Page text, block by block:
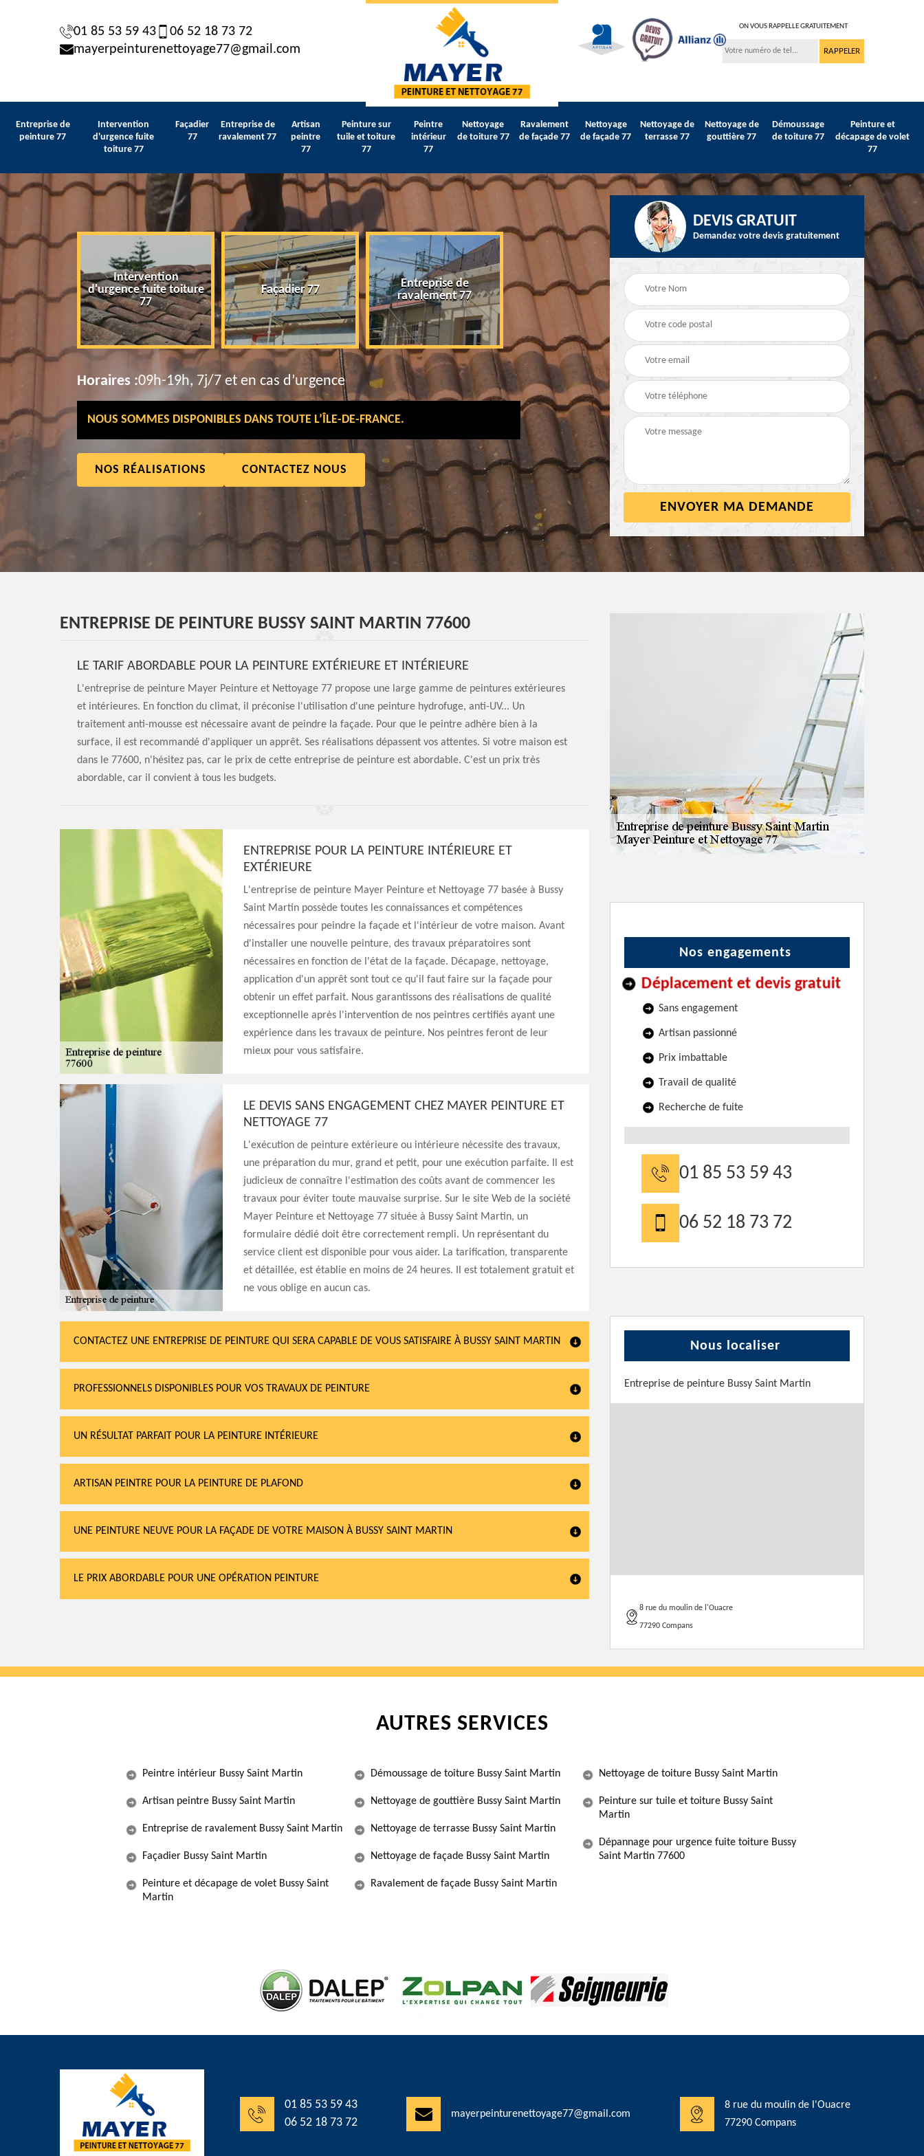
01 85 53 59 43
06 52 18 73 72
mayerpeinturenettoyage77@gmail.com
ON VOUS RAPPELLE GRATUITEMENT
Entreprise de
peinture 77
Intervention
d'urgence fuite
toiture 77
Façadier
77
Entreprise de
ravalement 77
Artisan
peintre
77
Peinture sur
tuile et toiture
77
Peintre
intérieur
77
Nettoyage
de toiture 77
Ravalement
de façade 77
Nettoyage
de façade 77
Nettoyage de
terrasse 77
Nettoyage de
gouttière 77
Démoussage
de toiture 77
Peinture et
décapage de volet
77
Intervention
d'urgence fuite toiture
77
Façadier 77
Entreprise de
ravalement 77
Artisan peintre 77
Peinture sur tuile et
Peintre intérieur 77
Horaires :09h-19h, 7j/7 et en cas d’urgence
NOUS SOMMES DISPONIBLES DANS TOUTE L’ÎLE-DE-FRANCE.
NOS RÉALISATIONS CONTACTEZ NOUS
DEVIS GRATUIT
Demandez votre devis gratuitement
ENTREPRISE DE PEINTURE BUSSY SAINT MARTIN 77600
LE TARIF ABORDABLE POUR LA PEINTURE EXTÉRIEURE ET INTÉRIEURE
L'entreprise de peinture Mayer Peinture et Nettoyage 77 propose une large gamme de peintures extérieures
et intérieures. En fonction du climat, il préconise l'utilisation d'une peinture hydrofuge, anti-UV... Un
traitement anti-mousse est nécessaire avant de peindre la façade. Pour que le peintre adhère bien à la
surface, il est recommandé d'appliquer un apprêt. Ses réalisations dépassent vos attentes. Si votre maison est
dans le 77600, n'hésitez pas, car le prix de cette entreprise de peinture est abordable. C'est un prix très
abordable, car il convient à tous les budgets.
ENTREPRISE POUR LA PEINTURE INTÉRIEURE ET
EXTÉRIEURE
L'entreprise de peinture Mayer Peinture et Nettoyage 77 basée à Bussy
Saint Martin possède toutes les connaissances et compétences
nécessaires pour peindre la façade et l'intérieur de votre maison. Avant
d'installer une nouvelle peinture, des travaux préparatoires sont
nécessaires en fonction de l'état de la façade. Décapage, nettoyage,
application d'un apprêt sont tout ce qu'il faut faire sur la façade pour
obtenir un effet parfait. Nous garantissons des réalisations de qualité
exceptionnelle après l'intervention de nos peintres certifiés ayant une
expérience dans les travaux de peinture. Nos peintres feront de leur
mieux pour vous satisfaire.
LE DEVIS SANS ENGAGEMENT CHEZ MAYER PEINTURE ET
NETTOYAGE 77
L'exécution de peinture extérieure ou intérieure nécessite des travaux,
une préparation du mur, grand et petit, pour une exécution parfaite. Il est
judicieux de connaître l'estimation des coûts avant de commencer les
travaux pour éviter toute mauvaise surprise. Sur le site Web de la société
Mayer Peinture et Nettoyage 77 située à Bussy Saint Martin, un
formulaire dédié doit être correctement rempli. Un représentant du
service client est disponible pour vous aider. La tarification, transparente
et détaillée, est établie en moins de 24 heures. Il est totalement gratuit et
ne vous oblige en aucun cas.
CONTACTEZ UNE ENTREPRISE DE PEINTURE QUI SERA CAPABLE DE VOUS SATISFAIRE À BUSSY SAINT MARTIN
PROFESSIONNELS DISPONIBLES POUR VOS TRAVAUX DE PEINTURE
UN RÉSULTAT PARFAIT POUR LA PEINTURE INTÉRIEURE
ARTISAN PEINTRE POUR LA PEINTURE DE PLAFOND
UNE PEINTURE NEUVE POUR LA FAÇADE DE VOTRE MAISON À BUSSY SAINT MARTIN
LE PRIX ABORDABLE POUR UNE OPÉRATION PEINTURE
Nos engagements
Déplacement et devis gratuit
Sans engagement
Artisan passionné
Prix imbattable
Travail de qualité
Recherche de fuite
01 85 53 59 43
06 52 18 73 72
Nous localiser
Entreprise de peinture Bussy Saint Martin
8 rue du moulin de l'Ouacre
77290 Compans
AUTRES SERVICES
Peintre intérieur Bussy Saint Martin
Artisan peintre Bussy Saint Martin
Entreprise de ravalement Bussy Saint Martin
Façadier Bussy Saint Martin
Peinture et décapage de volet Bussy Saint
Martin
Démoussage de toiture Bussy Saint Martin
Nettoyage de gouttière Bussy Saint Martin
Nettoyage de terrasse Bussy Saint Martin
Nettoyage de façade Bussy Saint Martin
Ravalement de façade Bussy Saint Martin
Nettoyage de toiture Bussy Saint Martin
Peinture sur tuile et toiture Bussy Saint
Martin
Dépannage pour urgence fuite toiture Bussy
Saint Martin 77600
01 85 53 59 43
06 52 18 73 72
mayerpeinturenettoyage77@gmail.com
8 rue du moulin de l'Ouacre
77290 Compans